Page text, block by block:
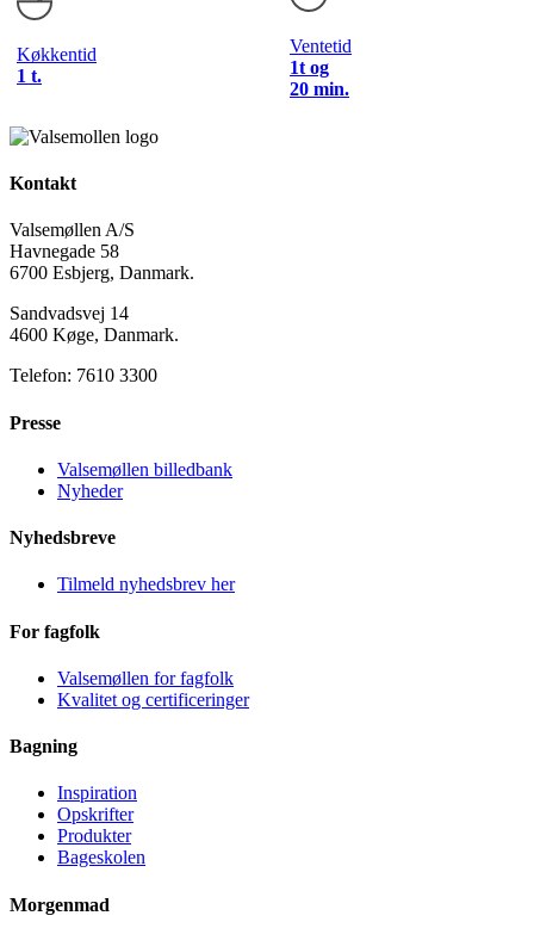
Køkkentid
1 t.
Ventetid
1t og
20 min.
Kontakt
Valsemøllen A/S
Havnegade 58
6700 Esbjerg, Danmark.
Sandvadsvej 14
4600 Køge, Danmark.
Telefon: 7610 3300
Presse
Valsemøllen billedbank
Nyheder
Nyhedsbreve
Tilmeld nyhedsbrev her
For fagfolk
Valsemøllen for fagfolk
Kvalitet og certificeringer
Bagning
Inspiration
Opskrifter
Produkter
Bageskolen
Morgenmad